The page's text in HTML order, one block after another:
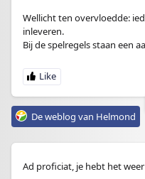
Wellicht ten overvloedde:
inleveren.
Bij de spelregels staan een
De weblog van Helmond
Ad proficiat, je hebt het